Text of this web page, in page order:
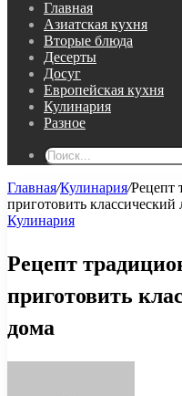
Главная
Азиатская кухня
Вторые блюда
Десерты
Досуг
Европейская кухня
Кулинария
Разное
Главная/Кулинария/Рецепт
приготовить
Кулинария
Рецепт
приготовить
дома